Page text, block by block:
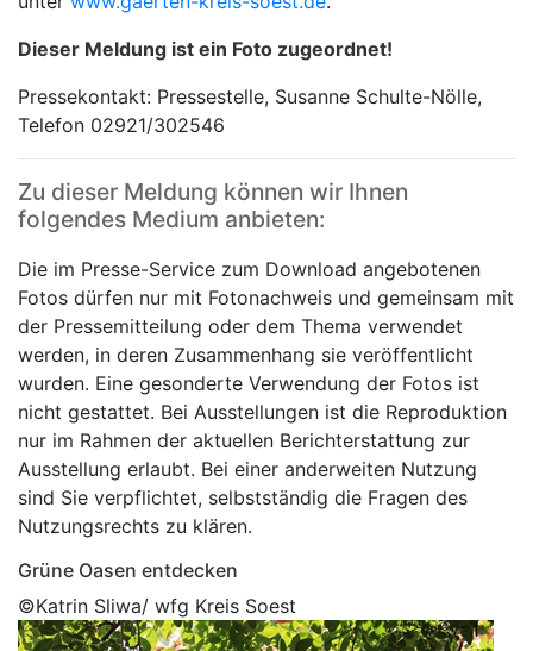
Dieser Meldung ist ein Foto zugeordnet!
Pressekontakt: Pressestelle, Susanne Schulte-Nölle,
Telefon 02921/302546
Zu dieser Meldung können wir Ihnen
folgendes Medium anbieten:
Die im Presse-Service zum Download angebotenen
Fotos dürfen nur mit Fotonachweis und gemeinsam mit
der Pressemitteilung oder dem Thema verwendet
werden, in deren Zusammenhang sie veröffentlicht
wurden. Eine gesonderte Verwendung der Fotos ist
nicht gestattet. Bei Ausstellungen ist die Reproduktion
nur im Rahmen der aktuellen Berichterstattung zur
Ausstellung erlaubt. Bei einer anderweiten Nutzung
sind Sie verpflichtet, selbstständig die Fragen des
Nutzungsrechts zu klären.
Grüne Oasen entdecken
©Katrin Sliwa/ wfg Kreis Soest